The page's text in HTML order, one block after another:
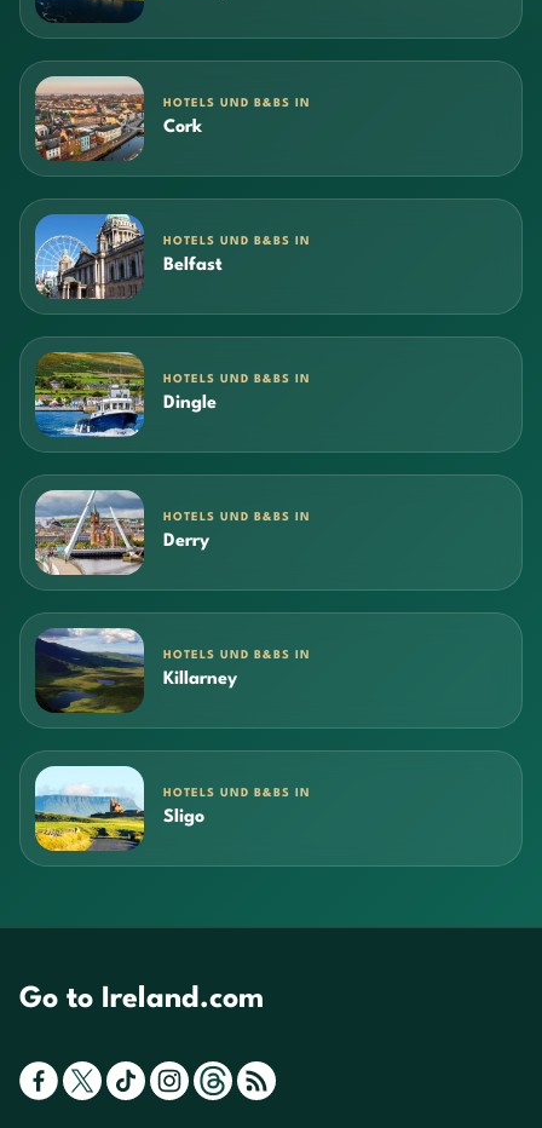
HOTELS UND B&BS IN
Cork
HOTELS UND B&BS IN
Belfast
HOTELS UND B&BS IN
Dingle
HOTELS UND B&BS IN
Derry
HOTELS UND B&BS IN
Killarney
HOTELS UND B&BS IN
Sligo
Go to Ireland.com